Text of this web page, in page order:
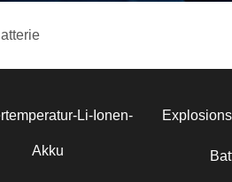
Li-Ionen-
Akku